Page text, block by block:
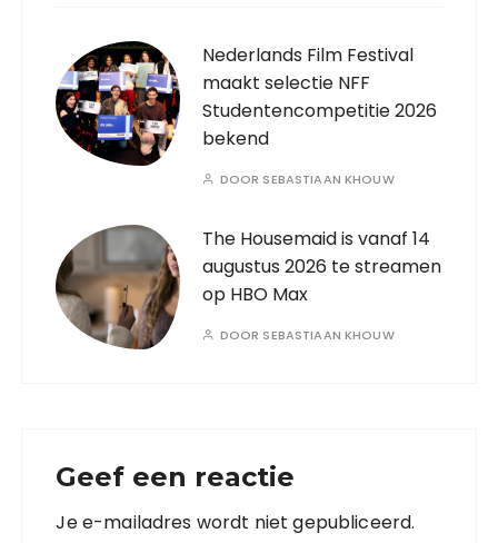
Nederlands Film Festival
maakt selectie NFF
Studentencompetitie 2026
bekend
DOOR SEBASTIAAN KHOUW
The Housemaid is vanaf 14
augustus 2026 te streamen
op HBO Max
DOOR SEBASTIAAN KHOUW
Geef een reactie
Je e-mailadres wordt niet gepubliceerd.